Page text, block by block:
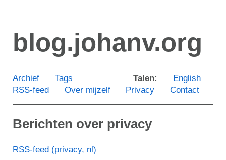
naar
de
blog.johanv.org
Talen: English
Archief
Tags
RSS-feed
Over mijzelf Privacy Contact
Berichten over privacy
RSS-feed (privacy, nl)